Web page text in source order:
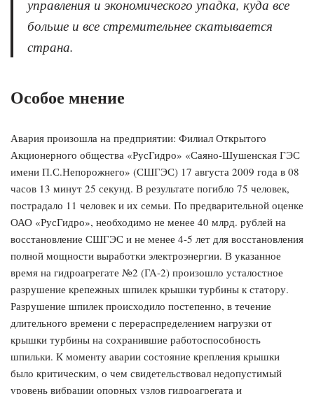
управления и экономического упадка, куда все
больше и все стремительнее скатывается
страна.
Особое мнение
Авария произошла на предприятии: Филиал Открытого
Акционерного общества «РусГидро» «Саяно-Шушенская ГЭС
имени П.С.Непорожнего» (СШГЭС) 17 августа 2009 года в 08
часов 13 минут 25 секунд. В результате погибло 75 человек,
пострадало 11 человек и их семьи. По предварительной оценке
ОАО «РусГидро», необходимо не менее 40 млрд. рублей на
восстановление СШГЭС и не менее 4-5 лет для восстановления
полной мощности выработки электроэнергии. В указанное
время на гидроагрегате №2 (ГА-2) произошло усталостное
разрушение крепежных шпилек крышки турбины к статору.
Разрушение шпилек происходило постепенно, в течение
длительного времени с перераспределением нагрузки от
крышки турбины на сохранившие работоспособность
шпильки. К моменту аварии состояние крепления крышки
было критическим, о чем свидетельствовал недопустимый
уровень вибрации опорных узлов гидроагрегата и